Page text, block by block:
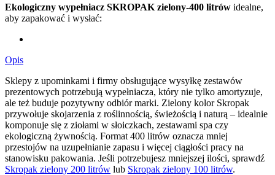
Ekologiczny wypełniacz SKROPAK zielony-400 litrów idealne,
aby zapakować i wysłać:
Opis
Sklepy z upominkami i firmy obsługujące wysyłkę zestawów
prezentowych potrzebują wypełniacza, który nie tylko amortyzuje,
ale też buduje pozytywny odbiór marki. Zielony kolor Skropak
przywołuje skojarzenia z roślinnością, świeżością i naturą – idealnie
komponuje się z ziołami w słoiczkach, zestawami spa czy
ekologiczną żywnością. Format 400 litrów oznacza mniej
przestojów na uzupełnianie zapasu i więcej ciągłości pracy na
stanowisku pakowania. Jeśli potrzebujesz mniejszej ilości, sprawdź
Skropak zielony 200 litrów lub Skropak zielony 100 litrów.